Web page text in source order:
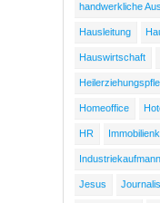
handwerkliche
Hausleitung
Hauswirtschaft
Homeoffice
HR
Industriekaufmann
Jesus